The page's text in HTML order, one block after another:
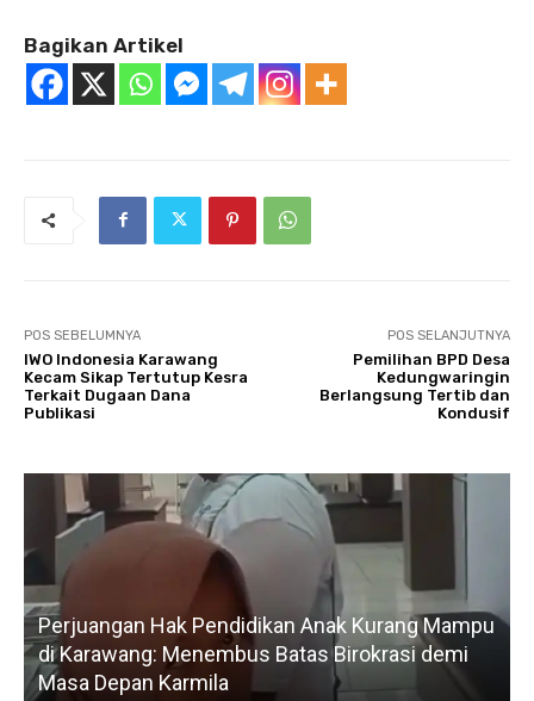
Bagikan Artikel
POS SEBELUMNYA
IWO Indonesia Karawang
Kecam Sikap Tertutup Kesra
Terkait Dugaan Dana
Publikasi
POS SELANJUTNYA
Pemilihan BPD Desa
Kedungwaringin
Berlangsung Tertib dan
Kondusif
Perjuangan Hak Pendidikan Anak Kurang Mampu
di Karawang: Menembus Batas Birokrasi demi
Masa Depan Karmila